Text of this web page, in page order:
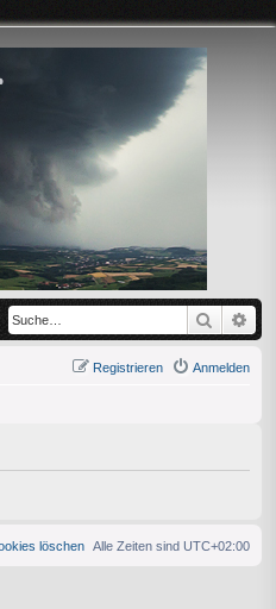
Suche
Anmelden
Registrieren
Alle Zeiten sind UTC+02:00
löschen